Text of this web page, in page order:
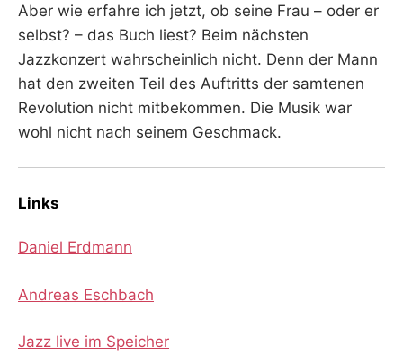
Aber wie erfahre ich jetzt, ob seine Frau – oder er
selbst? – das Buch liest? Beim nächsten
Jazzkonzert wahrscheinlich nicht. Denn der Mann
hat den zweiten Teil des Auftritts der samtenen
Revolution nicht mitbekommen. Die Musik war
wohl nicht nach seinem Geschmack.
Links
Daniel Erdmann
Andreas Eschbach
Jazz live im Speicher